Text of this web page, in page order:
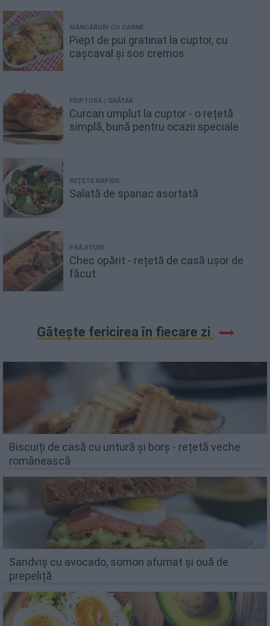
MÂNCĂRURI CU CARNE
Piept de pui gratinat la cuptor, cu
cașcaval și sos cremos
FRIPTURĂ / GRĂTAR
Curcan umplut la cuptor - o rețetă
simplă, bună pentru ocazii speciale
REȚETE RAPIDE
Salată de spanac asortată
PRĂJITURI
Chec opărit - rețetă de casă ușor de
făcut
Gătește fericirea în fiecare zi
Biscuiți de casă cu untură și borș - rețetă veche
românească
Sandviș cu avocado, somon afumat și ouă de
prepeliță